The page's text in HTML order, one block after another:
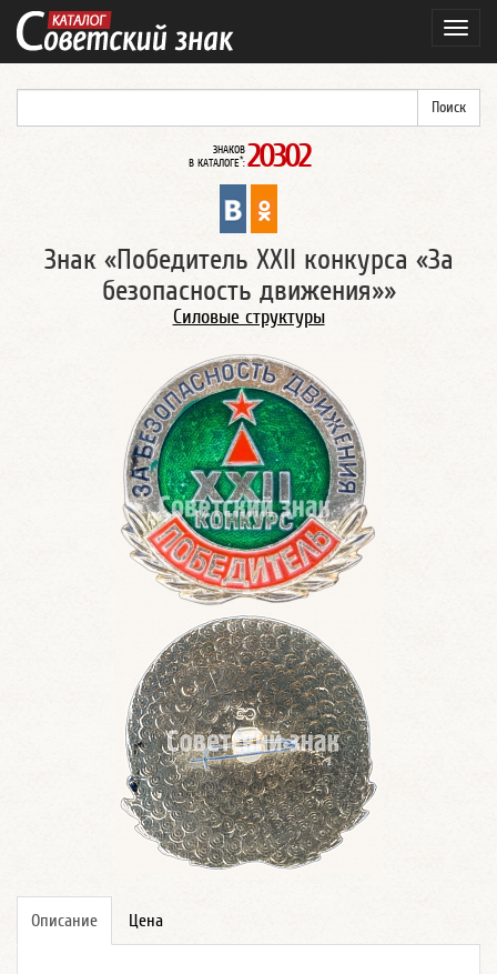
ЗНАКОВ
В КАТАЛОГЕ*: 20302
Знак «Победитель XXII конкурса «За
безопасность движения»»
Силовые структуры
Описание Цена